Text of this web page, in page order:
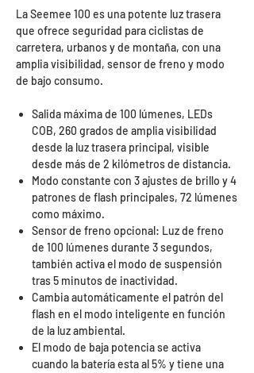
La Seemee 100 es una potente luz trasera
que ofrece seguridad para ciclistas de
carretera, urbanos y de montaña, con una
amplia visibilidad, sensor de freno y modo
de bajo consumo.
Salida máxima de 100 lúmenes, LEDs
COB, 260 grados de amplia visibilidad
desde la luz trasera principal, visible
desde más de 2 kilómetros de distancia.
Modo constante con 3 ajustes de brillo y 4
patrones de flash principales, 72 lúmenes
como máximo.
Sensor de freno opcional: Luz de freno
de 100 lúmenes durante 3 segundos,
también activa el modo de suspensión
tras 5 minutos de inactividad.
Cambia automáticamente el patrón del
flash en el modo inteligente en función
de la luz ambiental.
El modo de baja potencia se activa
cuando la batería esta al 5% y tiene una